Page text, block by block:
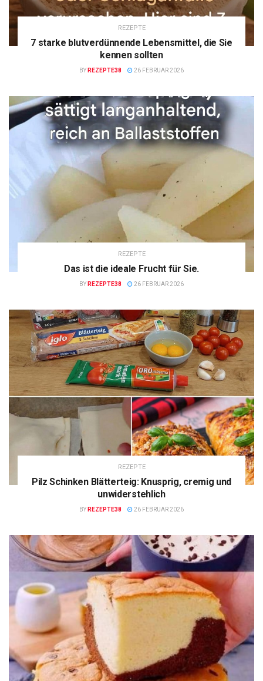
REZEPTE
7 starke blutverdünnende Lebensmittel, die Sie
kennen sollten
BY REZEPTE38 26 FEBRUAR 2026
REZEPTE
Das ist die ideale Frucht für Sie.
BY REZEPTE38 26 FEBRUAR 2026
REZEPTE
Pilz Schinken Blätterteig: Knusprig, cremig und
unwiderstehlich
BY REZEPTE38 26 FEBRUAR 2026